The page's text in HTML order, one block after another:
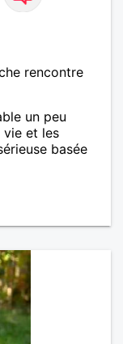
rencontre
un peu
vie et les
basée